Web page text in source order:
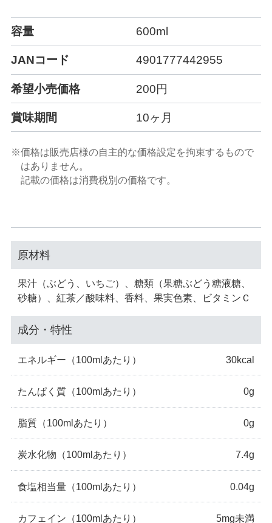
容量 600ml
JANコード 4901777442955
希望小売価格 200円
賞味期間 10ヶ月
※価格は販売店様の自主的な価格設定を拘束するもので
はありません。
記載の価格は消費税別の価格です。
原材料
果汁（ぶどう、いちご）、糖類（果糖ぶどう糖液糖、
砂糖）、紅茶／酸味料、香料、果実色素、ビタミンＣ
成分・特性
エネルギー （100mlあたり） 30kcal
たんぱく質 （100mlあたり） 0g
脂質 （100mlあたり） 0g
炭水化物 （100mlあたり） 7.4g
食塩相当量 （100mlあたり） 0.04g
カフェイン （100mlあたり） 5mg未満